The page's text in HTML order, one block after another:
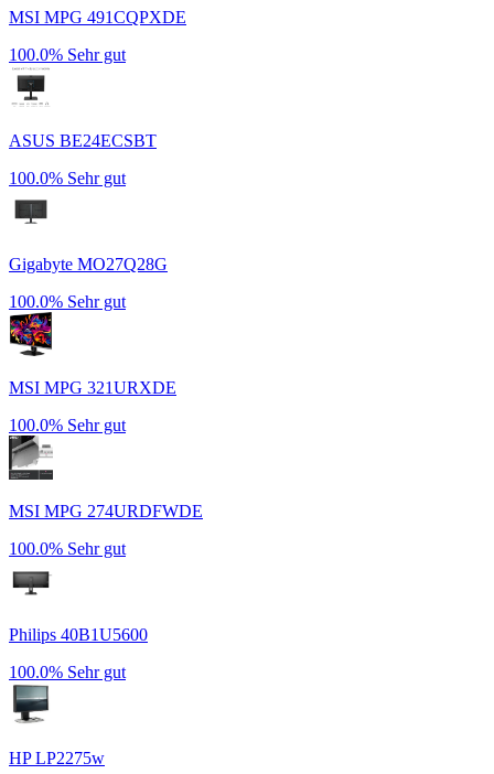
MSI MPG 491CQPXDE
100.0% Sehr gut
ASUS BE24ECSBT
100.0% Sehr gut
Gigabyte MO27Q28G
100.0% Sehr gut
MSI MPG 321URXDE
100.0% Sehr gut
MSI MPG 274URDFWDE
100.0% Sehr gut
Philips 40B1U5600
100.0% Sehr gut
HP LP2275w